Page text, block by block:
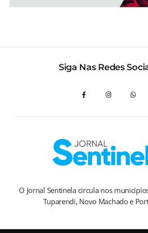
Siga Nas Redes
O Jornal Sentinela circula nos
Tuparendi, Novo Machado e